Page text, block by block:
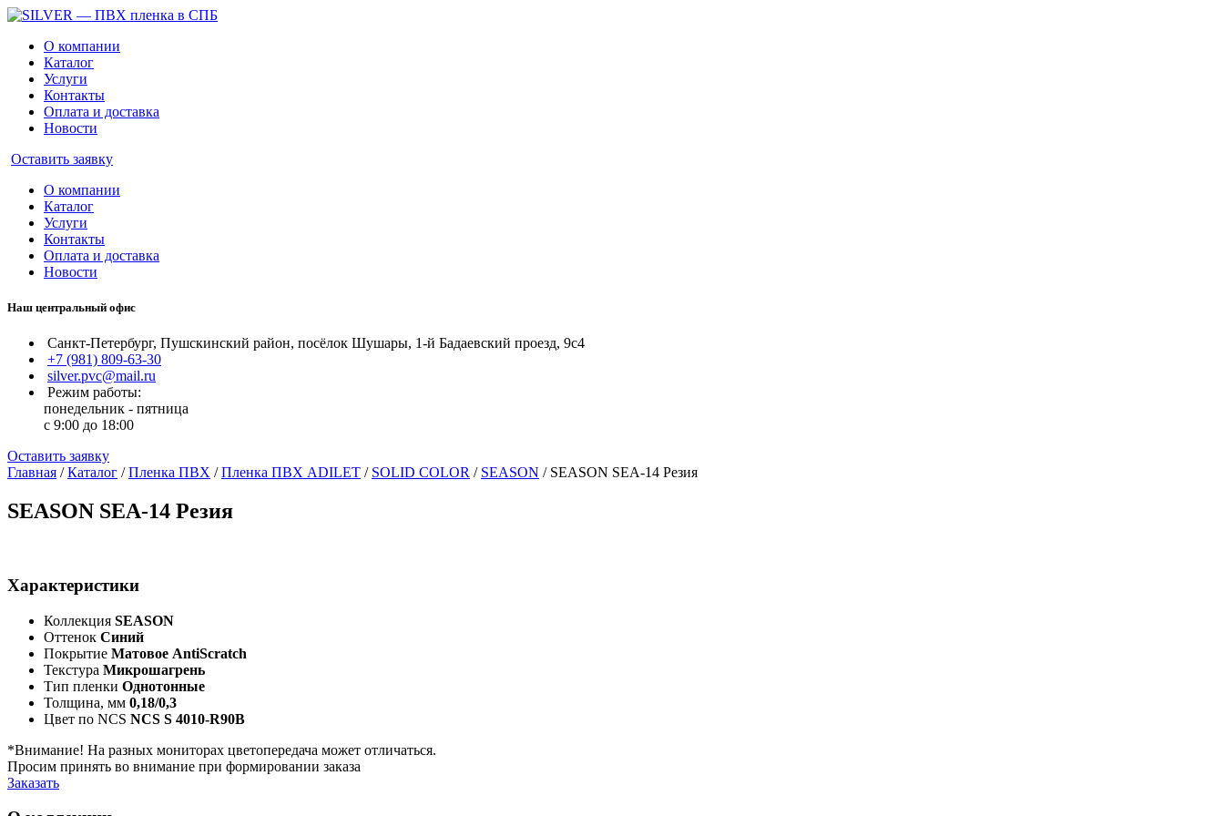
О компании
Каталог
Услуги
Контакты
Оплата и доставка
Новости
Оставить заявку
О компании
Каталог
Услуги
Контакты
Оплата и доставка
Новости
Наш центральный офис
Санкт-Петербург, Пушскинский район, посёлок Шушары, 1-й Бадаевский проезд, 9с4
+7 (981) 809-63-30
silver.pvc@mail.ru
Режим работы:
понедельник - пятница
с 9:00 до 18:00
Оставить заявку
Главная /Каталог /Пленка ПВХ /Пленка ПВХ ADILET / SOLID COLOR / SEASON / SEASON SEA-14 Резия
SEASON SEA-14 Резия
Характеристики
Коллекция SEASON
Оттенок Синий
Покрытие Матовое AntiScratch
Текстура Микрошагрень
Тип пленки Однотонные
Толщина, мм 0,18/0,3
Цвет по NCS NCS S 4010-R90B
*Внимание! На разных мониторах цветопередача может отличаться.
Просим принять во внимание при формировании заказа
Заказать